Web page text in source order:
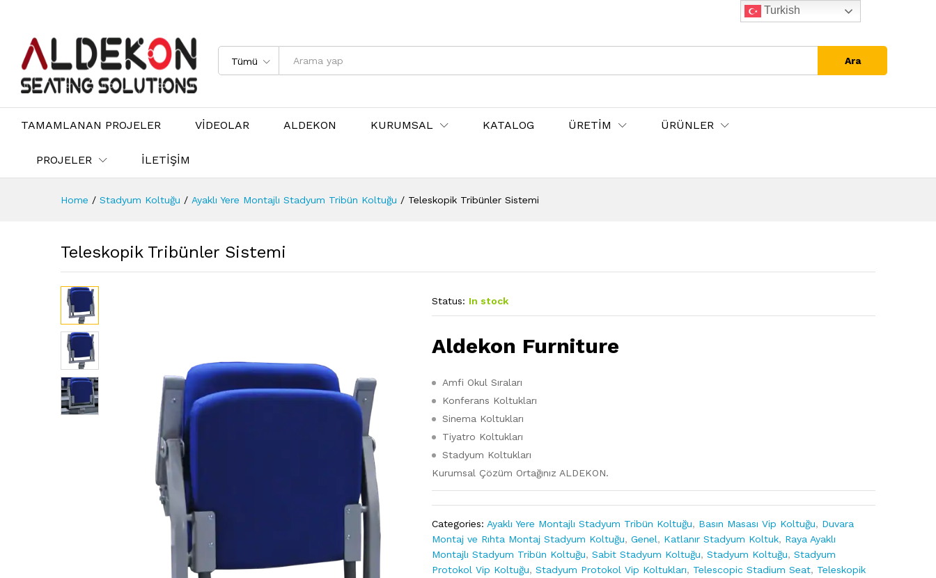
Tümü Ara
TAMAMLANAN PROJELER VİDEOLAR ALDEKON KURUMSAL KATALOG ÜRETİM ÜRÜNLER
PROJELER İLETİŞİM
Home / Stadyum Koltuğu / Ayaklı Yere Montajlı Stadyum Tribün Koltuğu / Teleskopik Tribünler Sistemi
Teleskopik Tribünler Sistemi
Status: In stock
Aldekon Furniture
Amfi Okul Sıraları
Konferans Koltukları
Sinema Koltukları
Tiyatro Koltukları
Stadyum Koltukları
Kurumsal Çözüm Ortağınız ALDEKON.
Categories: Ayaklı Yere Montajlı Stadyum Tribün Koltuğu, Basın Masası Vip Koltuğu, Duvara
Montaj ve Rıhta Montaj Stadyum Koltuğu,Genel, Katlanır Stadyum Koltuk, Raya Ayaklı
Montajlı Stadyum Tribün Koltuğu,Sabit Stadyum Koltuğu,Stadyum Koltuğu,Stadyum
Protokol Vip Koltuğu,Stadyum Protokol Vip Koltukları, Telescopic Stadium Seat, Teleskopik
Turkish